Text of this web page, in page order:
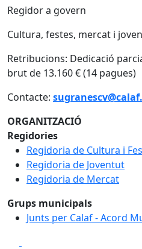
Regidor a govern
Cultura, festes, mercat i
Retribucions: Dedicació
brut de 13.160 € (14 pagues)
Contacte:
ORGANITZACIÓ
Regidories
Regidoria de Cultura i
Regidoria de Joventut
Regidoria de Mercat
Grups municipals
Junts per Calaf - Acord